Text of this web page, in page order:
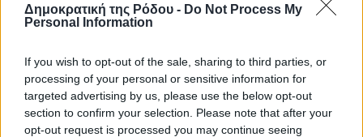
Δημοκρατική της Ρόδου - Do Not Process My
Personal Information
If you wish to opt-out of the sale, sharing to third parties, or
processing of your personal or sensitive information for
targeted advertising by us, please use the below opt-out
section to confirm your selection. Please note that after your
opt-out request is processed you may continue seeing
Ροή ειδήσεων
Τουρνάς για φωτιές: «Κανένα περιθώριο
εφησυχασμού» – Σε πλήρη ετοιμότητα ο μηχανισμός
Ειδήσεις• πριν 22 λεπτά